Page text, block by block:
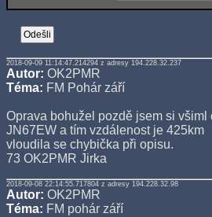
2018-09-09 11:14:47.214294 z adresy 194.228.32.237
Autor: OK2PMR
Téma: FM Pohár září
Oprava bohužel pozdě jsem si
JN67EW a tím vzdálenost je 425km
vloudila se chybička při opisu.
73 OK2PMR Jirka
2018-09-08 22:14:55.717804 z adresy 194.228.32.98
Autor: OK2PMR
Téma: FM pohár září